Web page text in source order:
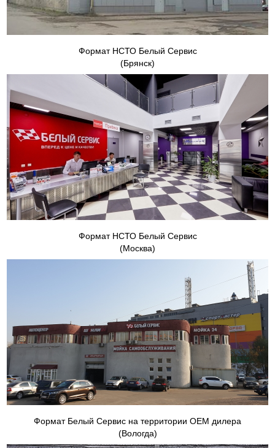
Формат НСТО Белый Сервис
(Брянск)
Формат НСТО Белый Сервис
(Москва)
Формат Белый Сервис на территории ОЕМ дилера
(Вологда)